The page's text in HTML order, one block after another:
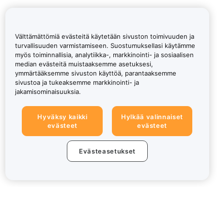
Välttämättömiä evästeitä käytetään sivuston toimivuuden ja
turvallisuuden varmistamiseen. Suostumuksellasi käytämme
myös toiminnallisia, analytiikka-, markkinointi- ja sosiaalisen
median evästeitä muistaaksemme asetuksesi,
ymmärtääksemme sivuston käyttöä, parantaaksemme
sivustoa ja tukeaksemme markkinointi- ja
jakamisominaisuuksia.
Hyväksy kaikki
evästeet
Hylkää valinnaiset
evästeet
Evästeasetukset